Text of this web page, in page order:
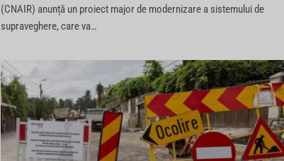
(CNAIR) anunță un proiect major de modernizare a sistemului de
supraveghere, care va…